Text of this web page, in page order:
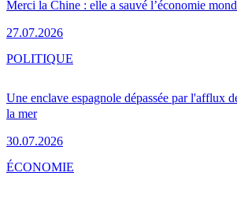
Merci la Chine : elle a sauvé l’économie
27.07.2026
Une enclave espagnole dépassée par l'afflux
la mer
30.07.2026
POLITIQUE
ÉCONOMIE